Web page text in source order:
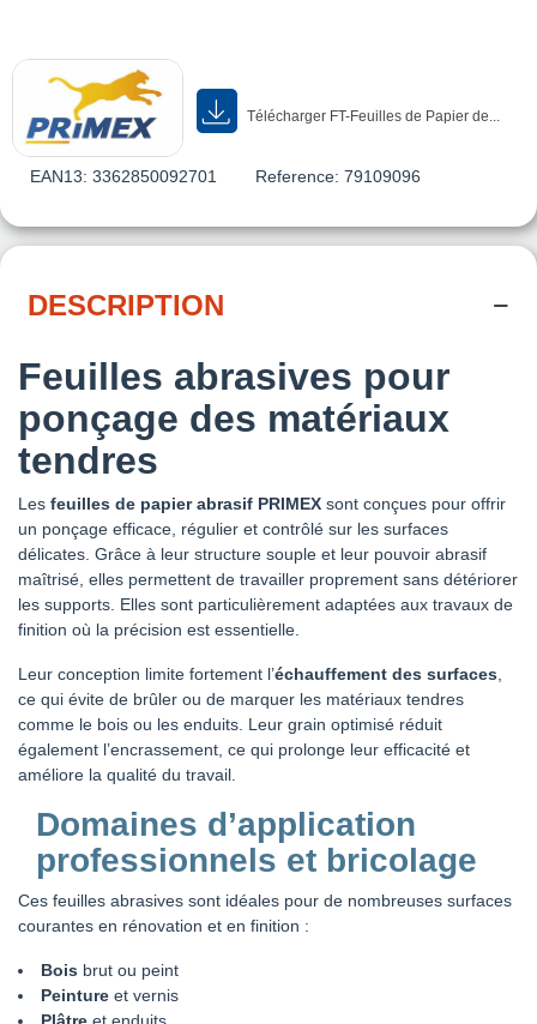
Télécharger FT-Feuilles de Papier de...
EAN13: 3362850092701 Reference: 79109096
DESCRIPTION
Feuilles abrasives pour
ponçage des matériaux
tendres
Les feuilles de papier abrasif PRIMEX sont conçues pour offrir
un ponçage efficace, régulier et contrôlé sur les surfaces
délicates. Grâce à leur structure souple et leur pouvoir abrasif
maîtrisé, elles permettent de travailler proprement sans détériorer
les supports. Elles sont particulièrement adaptées aux travaux de
finition où la précision est essentielle.
Leur conception limite fortement l’échauffement des surfaces
ce qui évite de brûler ou de marquer les matériaux tendres
comme le bois ou les enduits. Leur grain optimisé réduit
également l’encrassement, ce qui prolonge leur efficacité et
améliore la qualité du travail.
Domaines d’application
professionnels et bricolage
Ces feuilles abrasives sont idéales pour de nombreuses surfaces
courantes en rénovation et en finition :
Bois brut ou peint
Peinture et vernis
Plâtre et enduits